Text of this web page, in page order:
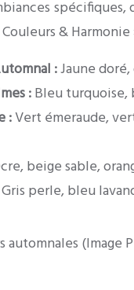
Couleurs &
:Jaune
:Bleu turquoise,
:Vert émeraude,
beige sable,
Gris perle, bleu